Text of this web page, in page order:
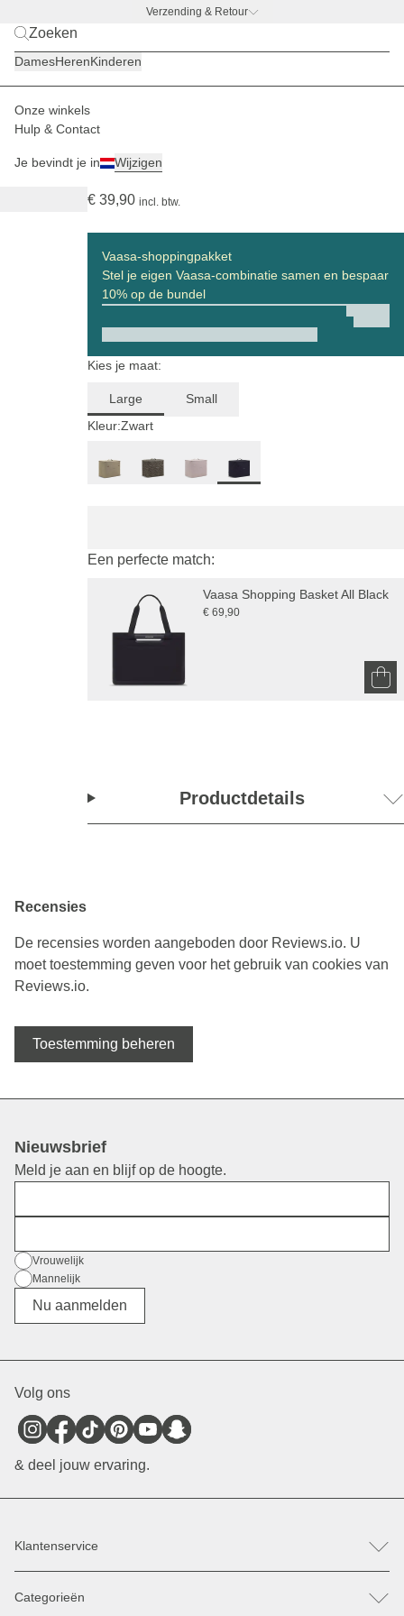
Verzending & Retour
DamesHerenKinderen
Onze winkels
Hulp & Contact
Je bevindt je in Wijzigen
Dames Boodschappenmanden
€ 39,90 incl. btw.
Vaasa-shoppingpakket
Stel je eigen Vaasa-combinatie samen en bespaar
10% op de bundel
Kies je maat:
Large
Small
Kleur:Zwart
Een perfecte match:
Vaasa Shopping Basket All Black
€ 69,90
Productdetails
Recensies
De recensies worden aangeboden door Reviews.io. U
moet toestemming geven voor het gebruik van cookies van
Reviews.io.
Toestemming beheren
Nieuwsbrief
Meld je aan en blijf op de hoogte.
Geslacht
Vrouwelijk
Mannelijk
Divers
Nu aanmelden
Volg ons
& deel jouw ervaring.
Klantenservice
Hulp & Contact
Categorieën